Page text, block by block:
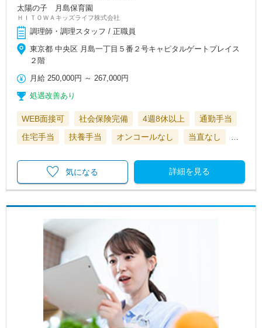
太陽の子 月島保育園
ＨＩＴＯＷＡキッズライフ株式会社
調理師・調理スタッフ / 正職員
東京都 中央区 月島一丁目５番２号キャピタルゲートプレイス
２階
月給 250,000円 ～267,000円
処遇改善あり
WEB面接可 社会保険完備 4週8休以上
通勤手当
住宅手当
扶養手当 オンコールなし 当直なし …
詳細を見る
気になる